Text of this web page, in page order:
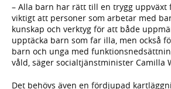
– Alla barn har rätt till en trygg uppväxt
viktigt att personer som arbetar med
kunskap och verktyg för att både
upptäcka barn som far illa, men också
barn och unga med
våld, säger socialtjänstminister Camilla
Det behövs även en fördjupad